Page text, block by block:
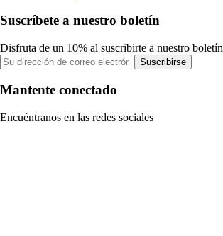
Suscríbete a nuestro boletín
Disfruta de un 10% al suscribirte a nuestro boletín
Suscribirse
Mantente conectado
Encuéntranos en las redes sociales